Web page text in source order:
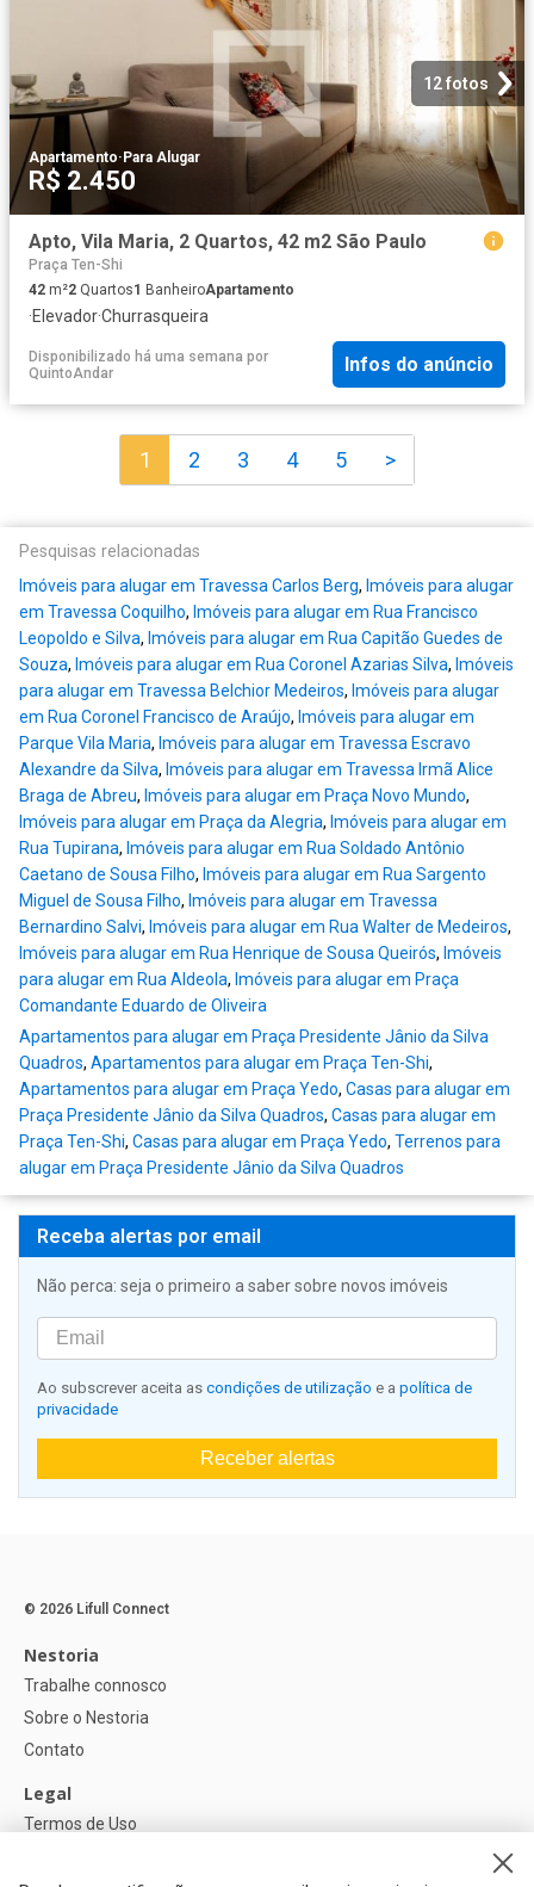
12 fotos
Apartamento·Para Alugar
R$ 2.450
Apto, Vila Maria, 2 Quartos, 42 m2 São Paulo
Praça Ten-Shi
42 m²2 Quartos1 BanheiroApartamento
·Elevador·Churrasqueira
Disponibilizado há uma semana por
QuintoAndar
Infos do anúncio
1 2 3 4 5 >
Pesquisas relacionadas
Imóveis para alugar em Travessa Carlos Berg, Imóveis para alugar
em Travessa Coquilho, Imóveis para alugar em Rua Francisco
Leopoldo e Silva, Imóveis para alugar em Rua Capitão Guedes de
Souza, Imóveis para alugar em Rua Coronel Azarias Silva, Imóveis
para alugar em Travessa Belchior Medeiros, Imóveis para alugar
em Rua Coronel Francisco de Araújo, Imóveis para alugar em
Parque Vila Maria, Imóveis para alugar em Travessa Escravo
Alexandre da Silva, Imóveis para alugar em Travessa Irmã Alice
Braga de Abreu, Imóveis para alugar em Praça Novo Mundo,
Imóveis para alugar em Praça da Alegria, Imóveis para alugar em
Rua Tupirana, Imóveis para alugar em Rua Soldado Antônio
Caetano de Sousa Filho, Imóveis para alugar em Rua Sargento
Miguel de Sousa Filho, Imóveis para alugar em Travessa
Bernardino Salvi, Imóveis para alugar em Rua Walter de Medeiros,
Imóveis para alugar em Rua Henrique de Sousa Queirós, Imóveis
para alugar em Rua Aldeola, Imóveis para alugar em Praça
Comandante Eduardo de Oliveira
Apartamentos para alugar em Praça Presidente Jânio da Silva
Quadros, Apartamentos para alugar em Praça Ten-Shi,
Apartamentos para alugar em Praça Yedo, Casas para alugar em
Praça Presidente Jânio da Silva Quadros, Casas para alugar em
Praça Ten-Shi, Casas para alugar em Praça Yedo, Terrenos para
alugar em Praça Presidente Jânio da Silva Quadros
Receba alertas por email
Não perca: seja o primeiro a saber sobre novos imóveis
Ao subscrever aceita as condições de utilização e a política de
privacidade
Receber alertas
© 2026 Lifull Connect
Nestoria
Trabalhe connosco
Sobre o Nestoria
Contato
Legal
Termos de Uso